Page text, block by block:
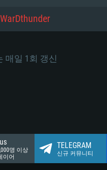
WarDthunder
매일 1회 갱신
명 이상
이어
TELEGRAM
신규 커뮤니티